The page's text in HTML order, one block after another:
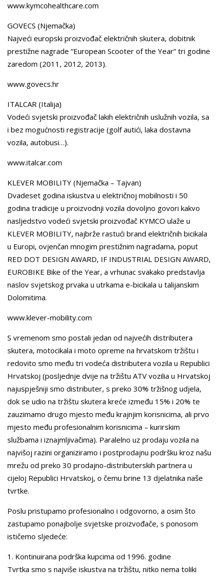
www.kymcohealthcare.com
GOVECS (Njemačka)
Najveći europski proizvođač električnih skutera, dobitnik
prestižne nagrade “European Scooter of the Year” tri godine
zaredom (2011, 2012, 2013).
www.govecs.hr
ITALCAR (Italija)
Vodeći svjetski proizvođač lakih električnih uslužnih vozila, sa
i bez mogućnosti registracije (golf autići, laka dostavna
vozila, autobusi…).
www.italcar.com
KLEVER MOBILITY (Njemačka – Tajvan)
Dvadeset godina iskustva u električnoj mobilnosti i 50
godina tradicije u proizvodnji vozila dovoljno govori kakvo
nasljedstvo vodeći svjetski proizvođač KYMCO ulaže u
KLEVER MOBILITY, najbrže rastući brand električnih bicikala
u Europi, ovjenčan mnogim prestižnim nagradama, poput
RED DOT DESIGN AWARD, IF INDUSTRIAL DESIGN AWARD,
EUROBIKE Bike of the Year, a vrhunac svakako predstavlja
naslov svjetskog prvaka u utrkama e-bicikala u talijanskim
Dolomitima.
www.klever-mobility.com
S vremenom smo postali jedan od najvećih distributera
skutera, motocikala i moto opreme na hrvatskom tržištu i
redovito smo među tri vodeća distributera vozila u Republici
Hrvatskoj (posljednje dvije na tržištu ATV vozilia u Hrvatskoj
najuspješniji smo distributer, s preko 30% tržišnog udjela,
dok se udio na tržištu skutera kreće između 15% i 20% te
zauzimamo drugo mjesto među krajnjim korisnicima, ali prvo
mjesto među profesionalnim korisnicima – kurirskim
službama i iznajmljivačima). Paralelno uz prodaju vozila na
najvišoj razini organiziramo i postprodajnu podršku kroz našu
mrežu od preko 30 prodajno-distributerskih partnera u
cijeloj Republici Hrvatskoj, o čemu brine 13 djelatnika naše
tvrtke.
Poslu pristupamo profesionalno i odgovorno, a osim što
zastupamo ponajbolje svjetske proizvođače, s ponosom
ističemo sljedeće:
1. Kontinuirana podrška kupcima od 1996. godine
Tvrtka smo s najviše iskustva na tržištu, nitko nema toliki